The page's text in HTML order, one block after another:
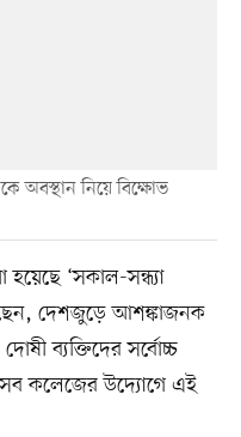
অবস্থান নিয়ে বিক্ষোভ
হয়েছে ‘সকাল-সন্ধ্যা
দেশজুড়ে আশঙ্কাজনক
ব্যক্তিদের সর্বোচ্চ
সব কলেজের উদ্যোগে এই